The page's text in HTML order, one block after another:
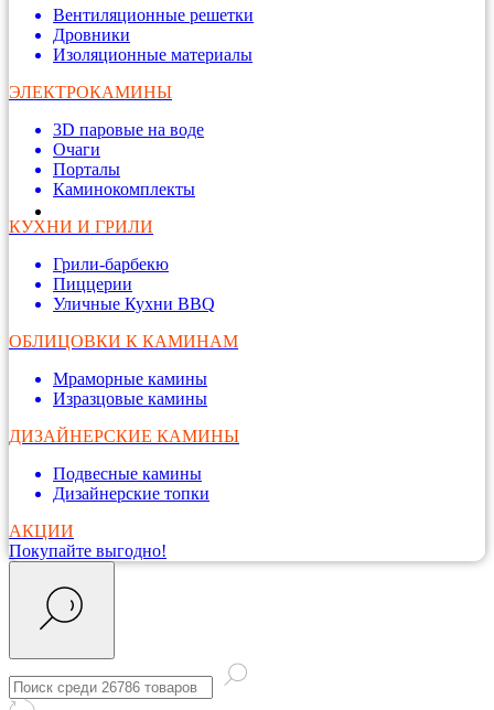
Вентиляционные решетки
Дровники
Изоляционные материалы
ЭЛЕКТРОКАМИНЫ
3D паровые на воде
Очаги
Порталы
Каминокомплекты
КУХНИ И ГРИЛИ
Грили-барбекю
Пиццерии
Уличные Кухни BBQ
ОБЛИЦОВКИ К КАМИНАМ
Мраморные камины
Изразцовые камины
ДИЗАЙНЕРСКИЕ КАМИНЫ
Подвесные камины
Дизайнерские топки
АКЦИИ
Покупайте выгодно!